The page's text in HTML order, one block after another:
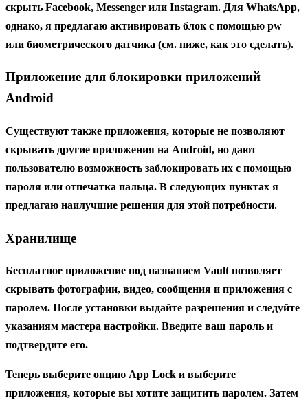
скрыть Facebook, Messenger или Instagram. Для WhatsApp,
однако, я предлагаю активировать блок с помощью pw
или биометрического датчика (см. ниже, как это сделать).
Приложение для блокировки приложений
Android
Существуют также приложения, которые не позволяют
скрывать другие приложения на Android, но дают
пользователю возможность заблокировать их с помощью
пароля или отпечатка пальца. В следующих пунктах я
предлагаю наилучшие решения для этой потребности.
Хранилище
Бесплатное приложение под названием Vaultпозволяет
скрывать фотографии, видео, сообщения и приложения с
паролем. После установки выдайте разрешения и следуйте
указаниям мастера настройки. Введите ваш пароль и
подтвердите его.
Теперь выберите опцию App Lock и выберите
приложения, которые вы хотите защитить паролем. Затем